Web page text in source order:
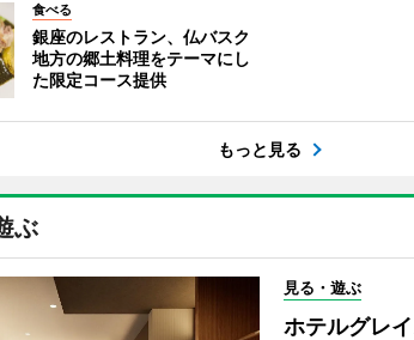
食べる
銀座のレストラン、仏バスク
地方の郷土料理をテーマにし
た限定コース提供
もっと見る
ぶ
見る・遊ぶ
ホテルグレ